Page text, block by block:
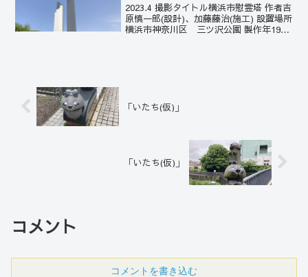
2023.4 撮影タイトル横浜市慰霊塔 作者吉
原慎一郎(設計)、加藤藤治(施工) 設置場所
横浜市神奈川区 三ツ沢公園 製作年1953
「いたち(仮)」
「いたち(仮)」
コメント
コメントを書き込む